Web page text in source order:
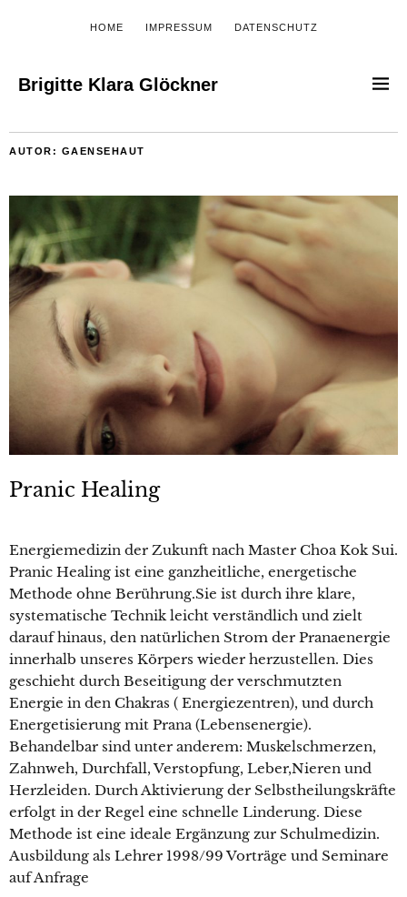
HOME IMPRESSUM DATENSCHUTZ
Brigitte Klara Glöckner
AUTOR: GAENSEHAUT
Pranic Healing
Energiemedizin der Zukunft nach Master Choa Kok Sui.
Pranic Healing ist eine ganzheitliche, energetische
Methode ohne Berührung.Sie ist durch ihre klare,
systematische Technik leicht verständlich und zielt
darauf hinaus, den natürlichen Strom der Pranaenergie
innerhalb unseres Körpers wieder herzustellen. Dies
geschieht durch Beseitigung der verschmutzten
Energie in den Chakras ( Energiezentren), und durch
Energetisierung mit Prana (Lebensenergie).
Behandelbar sind unter anderem: Muskelschmerzen,
Zahnweh, Durchfall, Verstopfung, Leber,Nieren und
Herzleiden. Durch Aktivierung der Selbstheilungskräfte
erfolgt in der Regel eine schnelle Linderung. Diese
Methode ist eine ideale Ergänzung zur Schulmedizin.
Ausbildung als Lehrer 1998/99 Vorträge und Seminare
auf Anfrage